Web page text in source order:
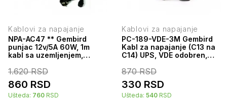
Kablovi za napajanje
NPA-AC47 ** Gembird
punjac 12v/5A 60W, 1m
kabl sa uzemljenjem,
5.5x2.1mm(663)
1.620RSD
860 RSD
Ušteda: 760 RSD
Kablovi za napajanje
PC-189-VDE-3M Gembird
Kabl za napajanje (C13 na
C14) UPS, VDE odobren,
870RSD
330 RSD
Ušteda: 540 RSD